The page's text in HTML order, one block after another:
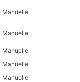
Manuelle
Manuelle
Manuelle
Manuelle
Manuelle